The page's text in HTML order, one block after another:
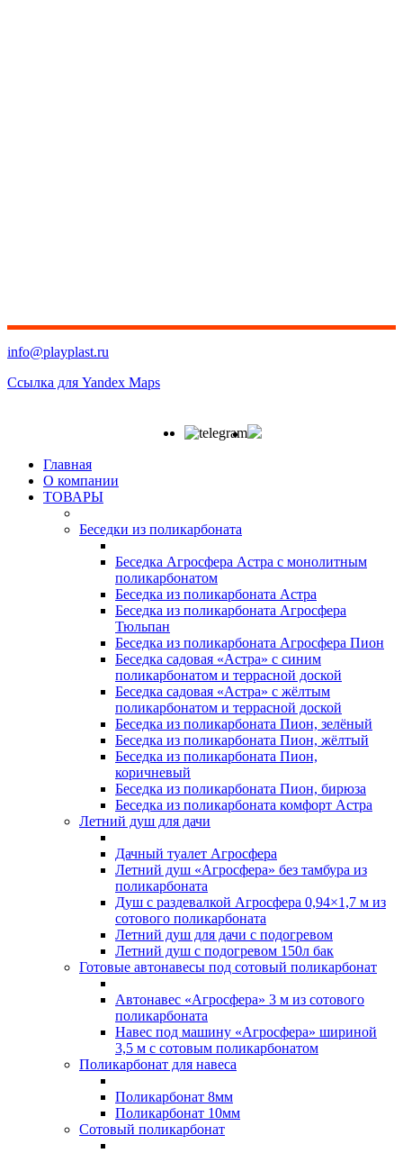
info@playplast.ru
Ссылка для Yandex Maps
Главная
О компании
ТОВАРЫ
Беседки из поликарбоната
Беседка Агросфера Астра с монолитным
поликарбонатом
Беседка из поликарбоната Астра
Беседка из поликарбоната Агросфера
Тюльпан
Беседка из поликарбоната Агросфера Пион
Беседка садовая «Астра» с синим
поликарбонатом и террасной доской
Беседка садовая «Астра» с жёлтым
поликарбонатом и террасной доской
Беседка из поликарбоната Пион, зелёный
Беседка из поликарбоната Пион, жёлтый
Беседка из поликарбоната Пион,
коричневый
Беседка из поликарбоната Пион, бирюза
Беседка из поликарбоната комфорт Астра
Летний душ для дачи
Дачный туалет Агросфера
Летний душ «Агросфера» без тамбура из
поликарбоната
Душ с раздевалкой Агросфера 0,94×1,7 м из
сотового поликарбоната
Летний душ для дачи с подогревом
Летний душ с подогревом 150л бак
Готовые автонавесы под сотовый поликарбонат
Автонавес «Агросфера» 3 м из сотового
поликарбоната
Навес под машину «Агросфера» шириной
3,5 м с сотовым поликарбонатом
Поликарбонат для навеса
Поликарбонат 8мм
Поликарбонат 10мм
Сотовый поликарбонат